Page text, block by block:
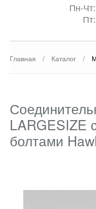
Пн-
Главная / Каталог /
LARGESIZE
болтами